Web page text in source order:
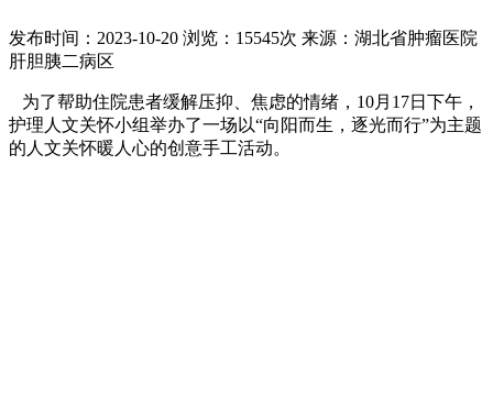
发布时间：2023-10-20 浏览：15545次 来源：湖北省肿瘤医院
肝胆胰二病区
为了帮助住院患者缓解压抑、焦虑的情绪，10月17日下午，
护理人文关怀小组举办了一场以“向阳而生，逐光而行”为主题
的人文关怀暖人心的创意手工活动。